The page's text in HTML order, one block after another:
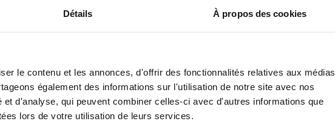
Détails À propos des cookies
le contenu et les annonces, d'offrir des fonctionnalités relatives aux médias
également des informations sur l'utilisation de notre site avec nos
d'analyse, qui peuvent combiner celles-ci avec d'autres informations que
lors de votre utilisation de leurs services.
Espagnol